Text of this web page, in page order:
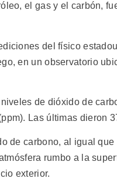
el gas y el carbón,
del físico
en un observatorio
de dióxido de
Las últimas dieron
de carbono, al igual
rumbo a la
exterior.